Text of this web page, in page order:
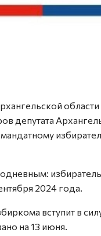
депутата
2024 года.
вступит в
на 13 июня.